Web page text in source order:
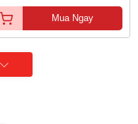
Mua Ngay